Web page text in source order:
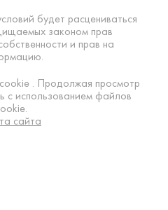
будет расцениваться
законом прав
и прав на
. Продолжая просмотр
с использованием файлов
сайта